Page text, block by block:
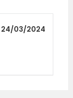
24/03/2024